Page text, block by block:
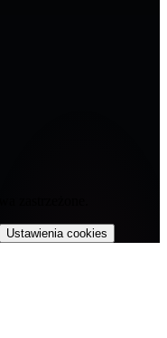
Ustawienia cookies